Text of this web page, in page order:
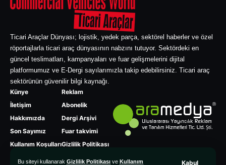
Bu siteyi kullanarak Gizlilik Politikası ve Kullanım Kabul
Ticari Araçlar Dünyası; lojistik, yedek parça, sektörel haberler ve özel
röportajlarla ticari araç dünyasının nabzını tutuyor. Sektördeki en
güncel teslimatları, kampanyaları ve fuar gelişmelerini dijital
platformumuz ve E-Dergi sayılarımızla takip edebilirsiniz. Ticari araç
sektörünün güvenilir bilgi kaynağı.
Künye
İletişim
Hakkımızda
Son Sayımız
Kullanım Koşulları
Reklam
Abonelik
Dergi Arşivi
Fuar takvimi
Gizlilik Politikası